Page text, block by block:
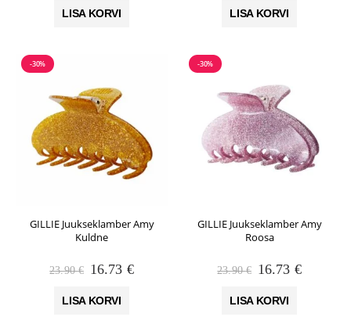
oli:
LISA KORVI
oli:
LISA KORVI
-30%
GILLIE Juukseklamber Amy
Kuldne
23.90€ Algne
oli:
16.73 €Praegune
LISA KORVI
-30%
GILLIE Juukseklamber Amy
Roosa
23.90€ Algne
oli:
16.73 €
LISA KORVI